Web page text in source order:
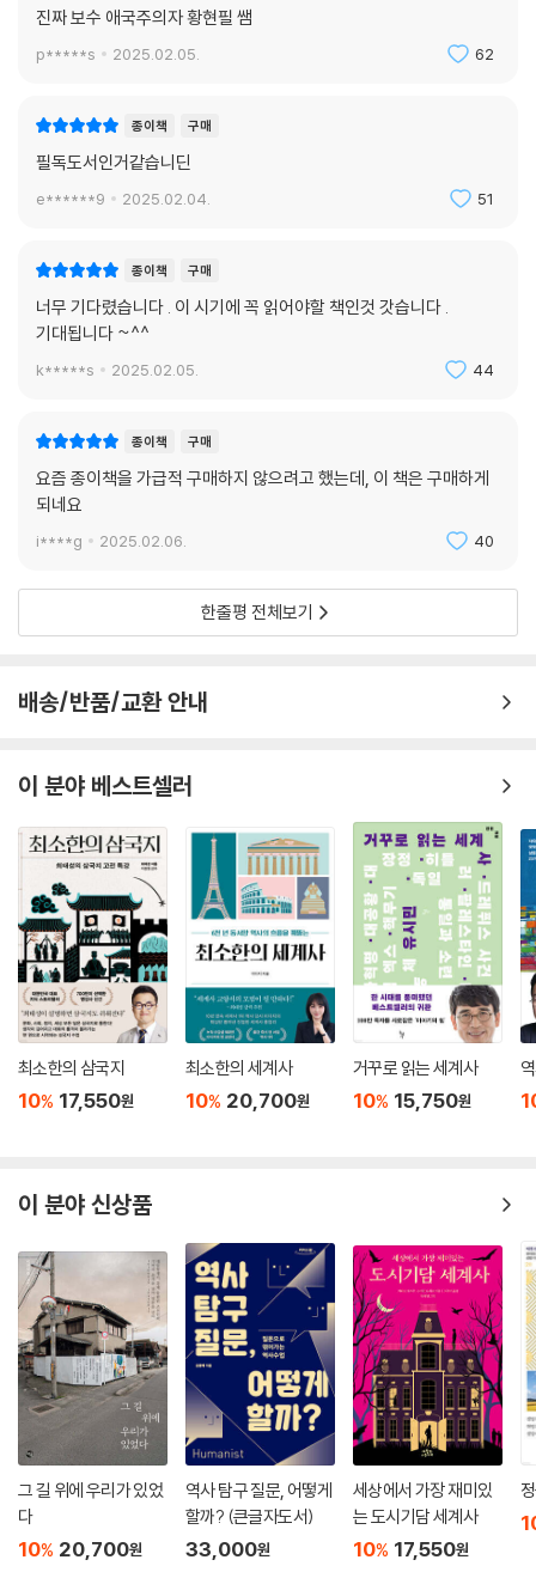
진짜 보수 애국주의자 황현필 쌤
p*****s 2025.02.05. 62
종이책 구매
필독도서인거같습니딘
e******9 2025.02.04. 51
종이책 구매
너무 기다렸습니다 . 이 시기에 꼭 읽어야할 책인것 갓습니다 .
기대됩니다 ~^^
k*****s 2025.02.05. 44
종이책 구매
요즘 종이책을 가급적 구매하지 않으려고 했는데, 이 책은 구매하게
되네요
i****g 2025.02.06. 40
한줄평 전체보기
배송/반품/교환 안내
이 분야 베스트셀러
최소한의 삼국지
10% 17,550원
최소한의 세계사
10% 20,700원
거꾸로 읽는 세계사
10% 15,750원
이 분야 신상품
그 길 위에 우리가 있었
다
10% 20,700원
역사 탐구 질문, 어떻게
할까? (큰글자도서)
33,000원
세상에서 가장 재미있
는 도시기담 세계사
10% 17,550원